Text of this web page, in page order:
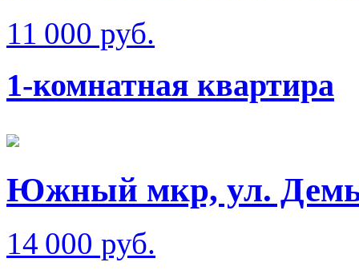
11 000 руб.
1-комнатная квартира
Южный мкр, ул.
14 000 руб.